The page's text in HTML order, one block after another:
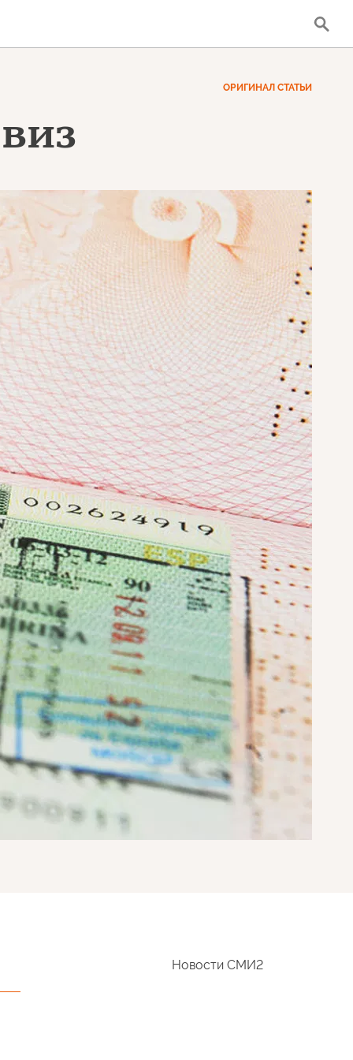
ОРИГИНАЛ СТАТЬИ
Новости СМИ2